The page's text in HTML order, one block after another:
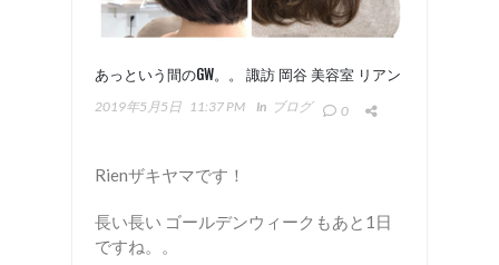
あっという間のGW。。 諏訪 岡谷 美容室 リアン
2019年5月5日 11:37 PM In ブログ 0
Rienザキヤマです！
長い長い ゴールデンウィークもあと1日
ですね。。